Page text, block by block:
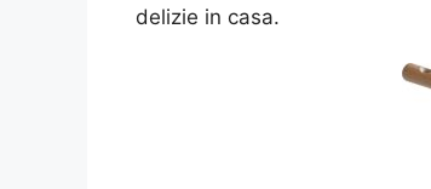
delizie in casa.